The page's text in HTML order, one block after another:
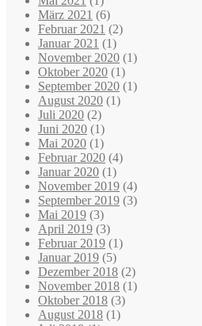
März 2021 (6)
Februar 2021 (2)
Januar 2021 (1)
November 2020 (1)
Oktober 2020 (1)
September 2020 (1)
August 2020 (1)
Juli 2020 (2)
Juni 2020 (1)
Mai 2020 (1)
Februar 2020 (4)
Januar 2020 (1)
November 2019 (4)
September 2019 (3)
Mai 2019 (3)
April 2019 (3)
Februar 2019 (1)
Januar 2019 (5)
Dezember 2018 (2)
November 2018 (1)
Oktober 2018 (3)
August 2018 (1)